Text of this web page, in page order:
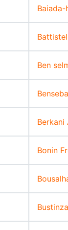
Ben
Berkani
Bonin